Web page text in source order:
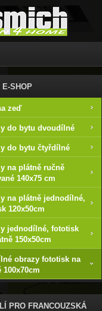
E-SHOP
zeď
do bytu dvoudílné
do bytu čtyřdílné
na plátně ručně
140x75 cm
na plátně jednodílné,
120x50cm
jednodílné, fototisk
150x50cm
obrazy fototisk na
100x70cm
PRO FRANCOUZSKÁ